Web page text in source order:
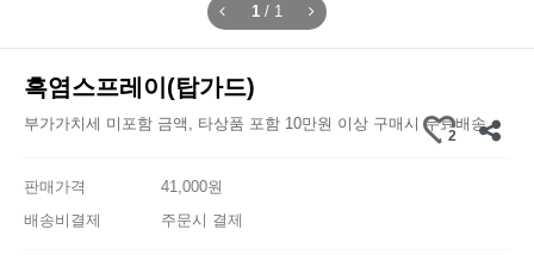
1 / 1
흑염스프레이(탑가드)
부가가치세 미포함 금액, 타상품 포함 10만원 이상 구매시 무료배송
2
판매가격
41,000원
배송비결제
주문시 결제